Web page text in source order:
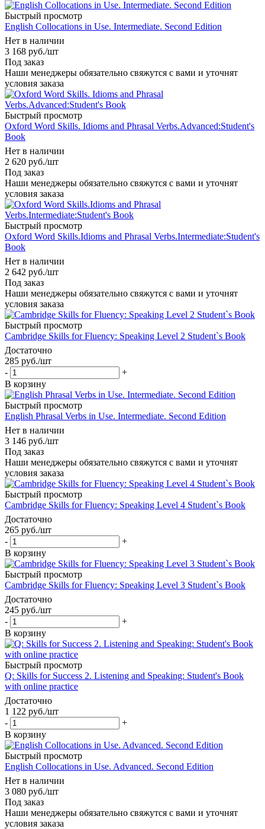
Быстрый просмотр
English Collocations in Use. Intermediate. Second Edition
Нет в наличии
3 168 руб./шт
Под заказ
Наши менеджеры обязательно свяжутся с вами и уточнят
условия заказа
Быстрый просмотр
Oxford Word Skills. Idioms and Phrasal Verbs.Advanced:Student's
Book
Нет в наличии
2 620 руб./шт
Под заказ
Наши менеджеры обязательно свяжутся с вами и уточнят
условия заказа
Быстрый просмотр
Oxford Word Skills.Idioms and Phrasal Verbs.Intermediate:Student's
Book
Нет в наличии
2 642 руб./шт
Под заказ
Наши менеджеры обязательно свяжутся с вами и уточнят
условия заказа
Быстрый просмотр
Cambridge Skills for Fluency: Speaking Level 2 Student`s Book
Достаточно
285 руб./шт
-
+
В корзину
Быстрый просмотр
English Phrasal Verbs in Use. Intermediate. Second Edition
Нет в наличии
3 146 руб./шт
Под заказ
Наши менеджеры обязательно свяжутся с вами и уточнят
условия заказа
Быстрый просмотр
Cambridge Skills for Fluency: Speaking Level 4 Student`s Book
Достаточно
265 руб./шт
-
+
В корзину
Быстрый просмотр
Cambridge Skills for Fluency: Speaking Level 3 Student`s Book
Достаточно
245 руб./шт
-
+
В корзину
Быстрый просмотр
Q: Skills for Success 2. Listening and Speaking: Student's Book
with online practice
Достаточно
1 122 руб./шт
-
+
В корзину
Быстрый просмотр
English Collocations in Use. Advanced. Second Edition
Нет в наличии
3 080 руб./шт
Под заказ
Наши менеджеры обязательно свяжутся с вами и уточнят
условия заказа